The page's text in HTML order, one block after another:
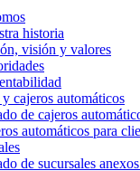
historia
visión y valores
y cajeros automáticos
de cajeros
automáticos para
de sucursales